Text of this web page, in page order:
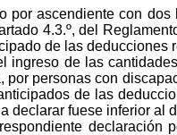
por ascendiente con dos
4.3.º, del
de las deducciones
ingreso de las
personas con
de las
declarar fuese inferior al
declaración